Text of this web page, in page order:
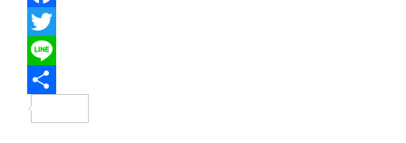
F
a
c
e
T
w
i
L
i